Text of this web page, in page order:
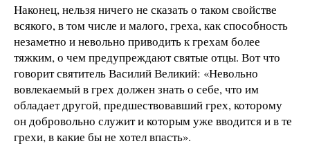
Наконец, нельзя ничего не сказать о таком свойстве
всякого, в том числе и малого, греха, как способность
незаметно и невольно приводить к грехам более
тяжким, о чем предупреждают святые отцы. Вот что
говорит святитель Василий Великий: «Невольно
вовлекаемый в грех должен знать о себе, что им
обладает другой, предшествовавший грех, которому
он добровольно служит и которым уже вводится и в те
грехи, в какие бы не хотел впасть».